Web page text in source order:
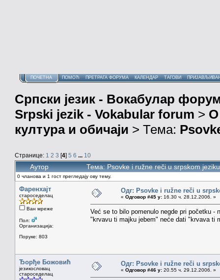
ПОЧЕТНА ПОМОЋ ПРЕТРАГА ФОРУМА КАЛЕНДАР ТАГОВИ
Српски језик - Вокабулар
Srpski jezik - Vokabular forum > О
култура и обичаји > Тема:
Странице: 1 2 3 [4] 5 6 ... 10
Аутор Тема: Psovke i ružne reči u srpskom
0 чланова и 1 гост прегледају ову тему.
Фаренхајт
староседелац
Ван мреже
Пол:
Организација:
Поруке: 803
Одг: Psovke i ružne reči u
« Одговор #45 у: 16.30 ч. 28.12.2006. »
Već se to bilo pomenulo negde pri početku
"krvavu ti majku jebem" neće dati "krvava ti
Ђорђе Божовић
језикословац
староседелац
Одг: Psovke i ružne reči u
« Одговор #46 у: 20.55 ч. 29.12.2006. »